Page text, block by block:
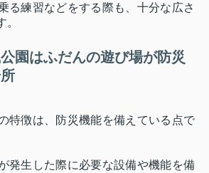
る練習などをする際も、十分な広さ
園はふだんの遊び場が防災
特徴は、防災機能を備えている点で
発生した際に必要な設備や機能を備